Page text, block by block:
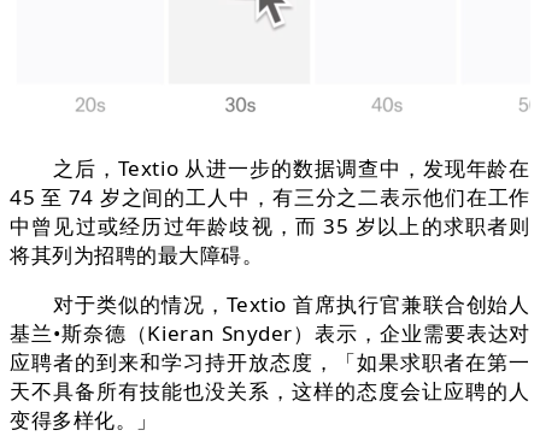
之后，Textio 从进一步的数据调查中，发现年龄在
45 至 74 岁之间的工人中，有三分之二表示他们在工作
中曾见过或经历过年龄歧视，而 35 岁以上的求职者则
将其列为招聘的最大障碍。
对于类似的情况，Textio 首席执行官兼联合创始人
基兰•斯奈德（Kieran Snyder）表示，企业需要表达对
应聘者的到来和学习持开放态度，「如果求职者在第一
天不具备所有技能也没关系，这样的态度会让应聘的人
变得多样化。」